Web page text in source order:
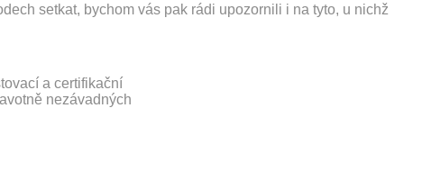
setkat, bychom vás pak rádi upozornili i na tyto, u nichž
a certifikační
nezávadných